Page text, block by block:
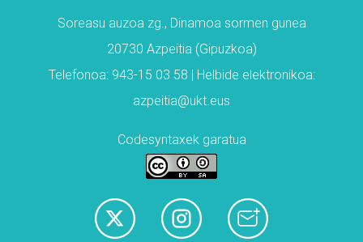
Soreasu auzoa zg., Dinamoa sormen gunea
20730 Azpeitia (Gipuzkoa)
Telefonoa: 943-15 03 58 | Helbide elektronikoa:
azpeitia@ukt.eus
Codesyntaxek garatua